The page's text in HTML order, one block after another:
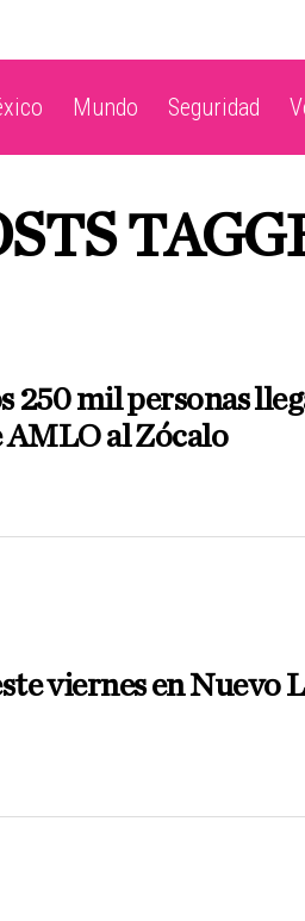
Mundo Seguridad
250 mil personas
al Zócalo
viernes en Nuevo